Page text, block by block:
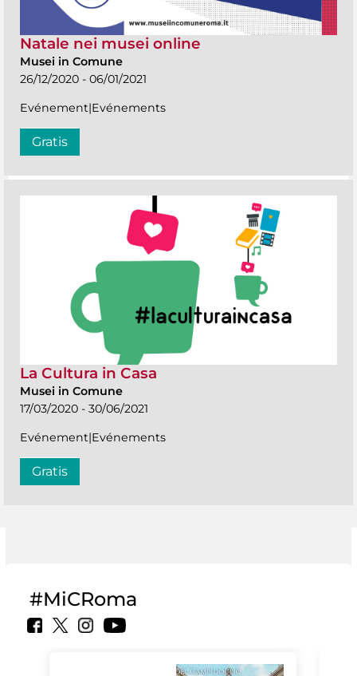
Natale nei musei online
Musei in Comune
26/12/2020 - 06/01/2021
Evénement|Evénements
Gratis
La Cultura in Casa
Musei in Comune
17/03/2020 - 30/06/2021
Evénement|Evénements
Gratis
#MiCRoma